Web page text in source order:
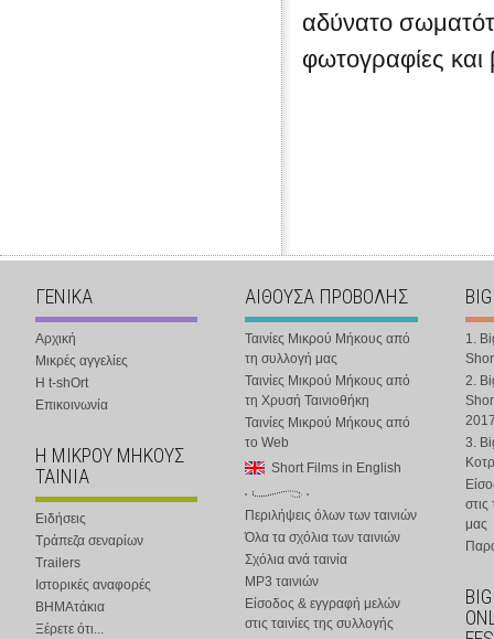
αδύνατο
φωτογραφίες
ΓΕΝΙΚΑ
Αρχική
Μικρές αγγελίες
Η t-shOrt
Επικοινωνία
Η ΜΙΚΡΟΥ ΜΗΚΟΥΣ
ΤΑΙΝΙΑ
Ειδήσεις
Τράπεζα σεναρίων
Trailers
Ιστορικές αναφορές
ΒΗΜΑτάκια
Ξέρετε ότι...
ΑΙΘΟΥΣΑ ΠΡΟΒΟΛΗΣ
Ταινίες Μικρού Μήκους από
τη συλλογή μας
Ταινίες Μικρού Μήκους από
τη Χρυσή Ταινιοθήκη
Ταινίες Μικρού Μήκους από
το Web
Short Films in English
Περιλήψεις όλων των ταινιών
Όλα τα σχόλια των ταινιών
Σχόλια ανά ταινία
MP3 ταινιών
Είσοδος & εγγραφή μελών
στις ταινίες της συλλογής
1.
2.
3.
στις
μας